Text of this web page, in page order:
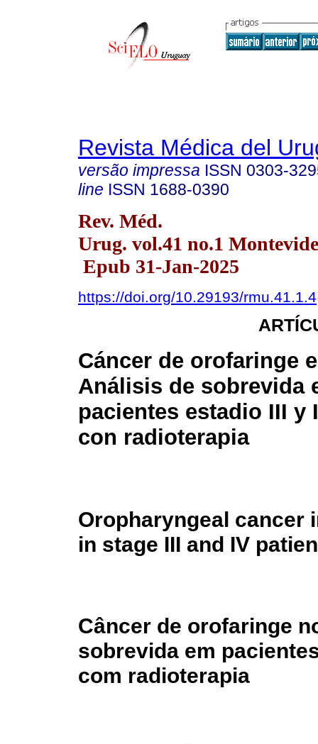
Revista Médica del
versão impressa ISSN 0303-
line ISSN 1688-0390
Rev. Méd.
Urug. vol.41 no.1
Epub 31-Jan-2025
https://doi.org/10.29193/rmu.41.1.4
Cáncer de orofaringe
Análisis de sobrevida
pacientes estadio III y
con radioterapia
Oropharyngeal cancer
in stage III and IV
Câncer de orofaringe
sobrevida em
com radioterapia